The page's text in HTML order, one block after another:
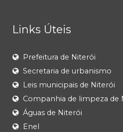
Links Úteis
Prefeitura de Niterói
Secretaria de urbanismo
Leis municipais de Niterói
Companhia de limpeza de
Águas de Niterói
Enel